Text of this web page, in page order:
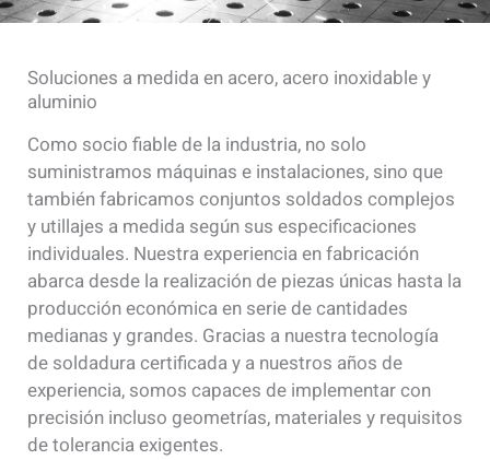
Soluciones a medida en acero, acero inoxidable y
aluminio
Como socio fiable de la industria, no solo
suministramos máquinas e instalaciones, sino que
también fabricamos conjuntos soldados complejos
y utillajes a medida según sus especificaciones
individuales. Nuestra experiencia en fabricación
abarca desde la realización de piezas únicas hasta la
producción económica en serie de cantidades
medianas y grandes. Gracias a nuestra tecnología
de soldadura certificada y a nuestros años de
experiencia, somos capaces de implementar con
precisión incluso geometrías, materiales y requisitos
de tolerancia exigentes.